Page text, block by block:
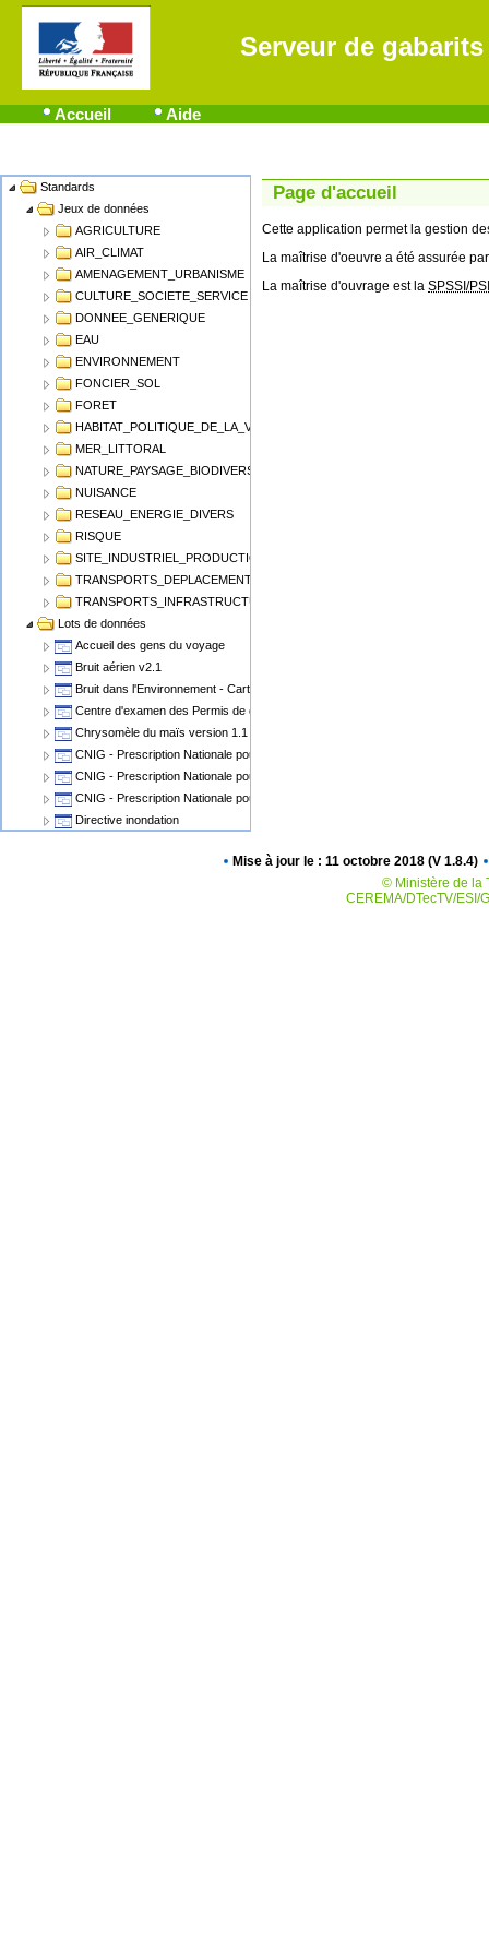
Serveur de gabarits
Accueil Aide
Name Standards
Jeux de données
AGRICULTURE
AIR_CLIMAT
AMENAGEMENT_URBANISME
CULTURE_SOCIETE_SERVICE
DONNEE_GENERIQUE
EAU
ENVIRONNEMENT
FONCIER_SOL
FORET
HABITAT_POLITIQUE_DE_LA_VILLE
MER_LITTORAL
NATURE_PAYSAGE_BIODIVERSITE
NUISANCE
RESEAU_ENERGIE_DIVERS
RISQUE
SITE_INDUSTRIEL_PRODUCTION
TRANSPORTS_DEPLACEMENT
TRANSPORTS_INFRASTRUCTURE
Lots de données
Accueil des gens du voyage
Bruit aérien v2.1
Bruit dans l'Environnement - Cartographie du Bruit v1.1
Centre d'examen des Permis de conduire
Chrysomèle du maïs version 1.1
CNIG - Prescription Nationale pour les Cartes Communales
CNIG - Prescription Nationale pour les PLU, POS
CNIG - Prescription Nationale pour les Servitudes d'Utilité Publique (SUP)
Directive inondation
Epidémiosurveillance animale
Page d'accueil
Cette application permet la gestion
La maîtrise d'oeuvre a été assurée
La maîtrise d'ouvrage est la SPSSI/
Mise à jour le : 11 octobre 2018 (V 1.8.4)
© Ministère de la
CEREMA/DTecTV/ESI/